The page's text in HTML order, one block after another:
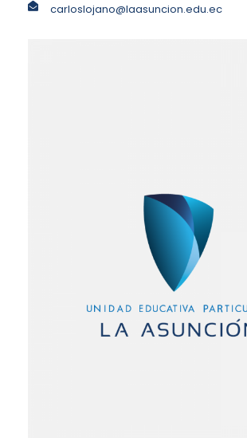
carloslojano@laasuncion.edu.ec